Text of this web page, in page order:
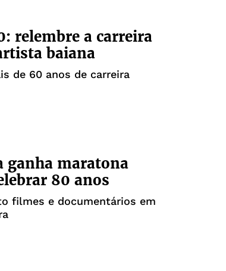
relembre a carreira
baiana
de 60 anos de carreira
ganha maratona
80 anos
filmes e documentários em